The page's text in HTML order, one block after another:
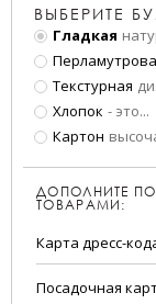
ВЫБЕРИТЕ
Гладкая
Текстурная
Хлопок - это...
Картон
ДОПОЛНИТЕ
ТОВАРАМИ:
Карта дресс-
Посадочная